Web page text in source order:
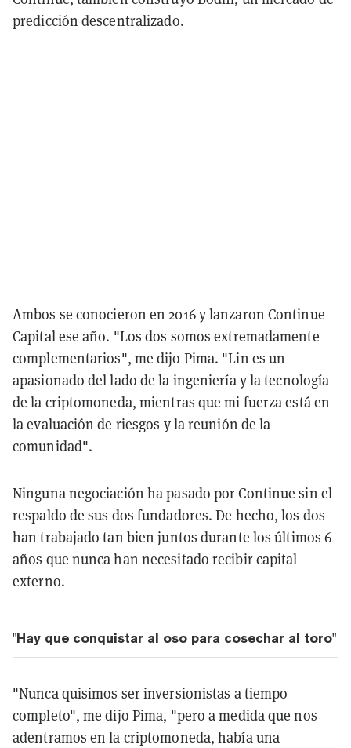
predicción descentralizado.
Ambos se conocieron en 2016 y lanzaron Continue
Capital ese año. "Los dos somos extremadamente
complementarios", me dijo Pima. "Lin es un
apasionado del lado de la ingeniería y la tecnología
de la criptomoneda, mientras que mi fuerza está en
la evaluación de riesgos y la reunión de la
comunidad".
Ninguna negociación ha pasado por Continue sin el
respaldo de sus dos fundadores. De hecho, los dos
han trabajado tan bien juntos durante los últimos 6
años que nunca han necesitado recibir capital
externo.
"Hay que conquistar al oso para cosechar al toro"
"Nunca quisimos ser inversionistas a tiempo
completo", me dijo Pima, "pero a medida que nos
adentramos en la criptomoneda, había una